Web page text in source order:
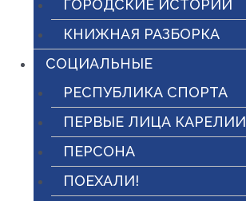
ГОРОДСКИЕ ИСТОРИИ
КНИЖНАЯ РАЗБОРКА
СОЦИАЛЬНЫЕ
РЕСПУБЛИКА СПОРТА
ПЕРВЫЕ ЛИЦА КАРЕЛИИ
ПЕРСОНА
ПОЕХАЛИ!